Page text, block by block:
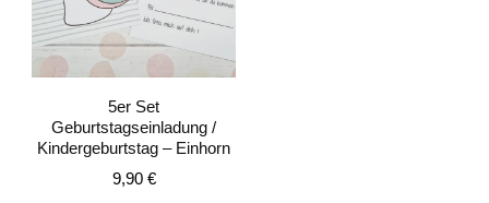
5er Set
Geburtstagseinladung /
Kindergeburtstag – Einhorn
9,90 €